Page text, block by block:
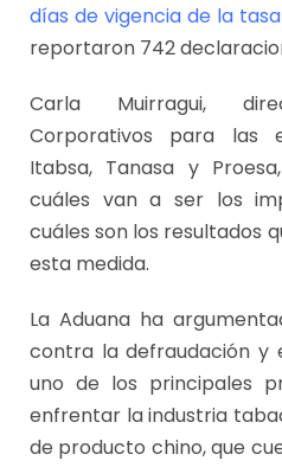
días de vigencia de la
reportaron 742
Carla Muirragui,
Corporativos para las
Itabsa, Tanasa y
cuáles van a ser los
cuáles son los resultados
esta medida.
La Aduana ha
contra la defraudación y
uno de los principales
enfrentar la industria
de producto chino, que